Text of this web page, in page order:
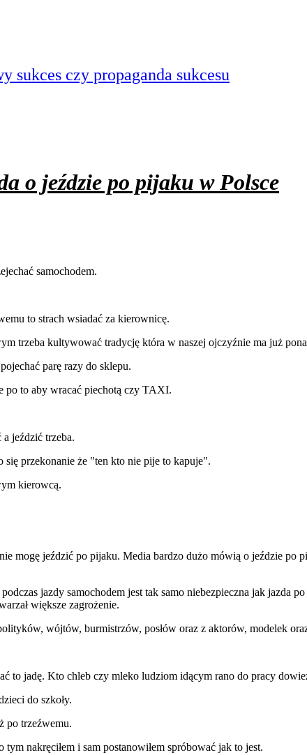
sukces czy propaganda sukcesu
o jeździe po pijaku w Polsce
samochodem.
to strach wsiadać za kierownicę.
trzeba kultywować tradycję która w naszej ojczyźnie ma już
parę razy do sklepu.
po to aby wracać piechotą czy TAXI.
jeździć trzeba.
się przekonanie że "ten kto nie pije to kapuje".
kierowcą.
mogę jeździć po pijaku. Media bardzo dużo mówią o jeździe po
jazdy samochodem jest tak samo niebezpieczna jak jazda
większe zagrożenie.
wójtów, burmistrzów, posłów oraz z aktorów, modelek
to jadę. Kto chleb czy mleko ludziom idącym rano do pracy
do szkoły.
po trzeźwemu.
nakręciłem i sam postanowiłem spróbować jak to jest.